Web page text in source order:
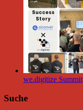
we.digitize Summit
Suche